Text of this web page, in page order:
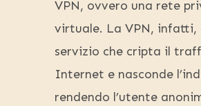
VPN, ovvero una rete
virtuale. La VPN, infatti,
servizio che cripta il
Internet e nasconde
rendendo l’utente